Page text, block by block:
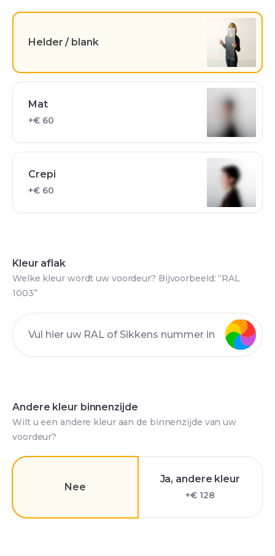
Helder / blank
Mat
+€ 60
Crepi
+€ 60
Kleur aflak
Welke kleur wordt uw voordeur? Bijvoorbeeld: “RAL
1003”
Andere kleur binnenzijde
Wilt u een andere kleur aan de binnenzijde van uw
voordeur?
Nee
Ja, andere kleur
+€ 128